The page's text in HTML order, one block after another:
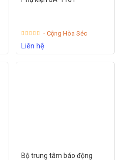
- Cộng Hòa Séc
Liên hệ
Bộ trung tâm báo động